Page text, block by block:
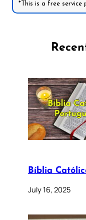
*This is a free service
Bíblia
July 16, 2025